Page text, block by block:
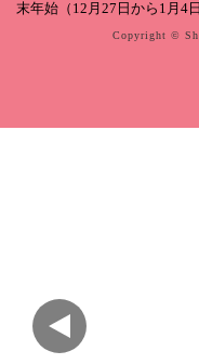
末年始（12月27日から1月4
Copyright ©